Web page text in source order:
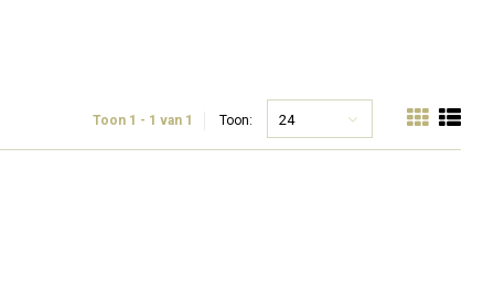
Toon 1 - 1 van 1 Toon: 24